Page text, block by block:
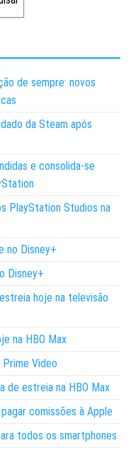
de sempre: novos
da Steam após
e consolida-se
PlayStation Studios na
no Disney+
Disney+
hoje na televisão
na HBO Max
Prime Video
de estreia na HBO Max
comissões à Apple
todos os smartphones